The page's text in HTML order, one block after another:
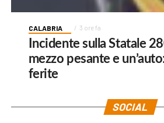
CALABRIA 3 ore fa
Incidente sulla Statale
mezzo pesante e
ferite
SOCIAL